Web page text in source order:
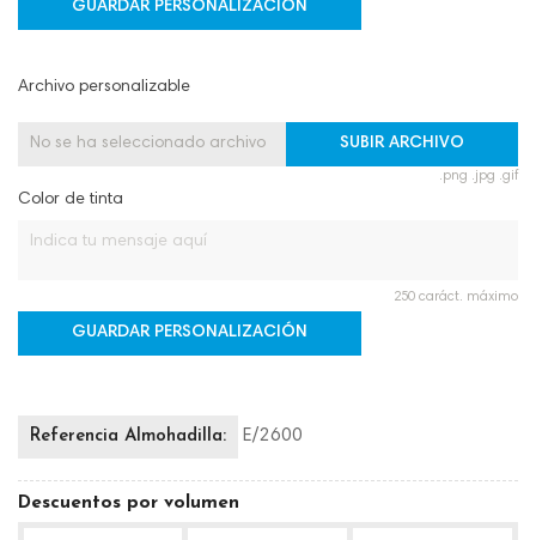
GUARDAR PERSONALIZACIÓN
Archivo personalizable
No se ha seleccionado archivo SUBIR ARCHIVO
.png .jpg .gif
Color de tinta
250 caráct. máximo
GUARDAR PERSONALIZACIÓN
Referencia Almohadilla: E/2600
Descuentos por volumen